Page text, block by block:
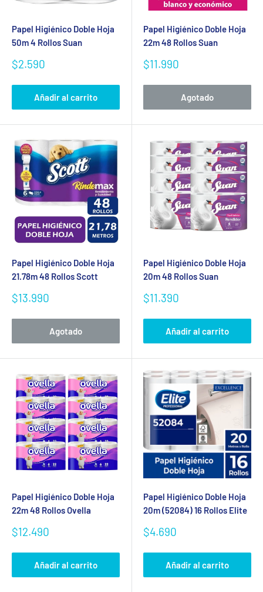
Papel Higiénico Doble Hoja
50m 4 Rollos Suan
Precio
venta
$2.590
Añadir al carrito
Papel Higiénico Doble Hoja
22m 48 Rollos Suan
Precio
venta
$11.990
Agotado
Papel Higiénico Doble Hoja
21.78m 48 Rollos Scott
Precio
venta
$13.990
Agotado
Papel Higiénico Doble Hoja
20m 48 Rollos Suan
Precio
venta
$11.390
Añadir al carrito
Papel Higiénico Doble Hoja
22m 48 Rollos Ovella
Precio
venta
$12.490
Añadir al carrito
Papel Higiénico Doble Hoja
20m (52084) 16 Rollos Elite
Precio
venta
$4.690
Añadir al carrito